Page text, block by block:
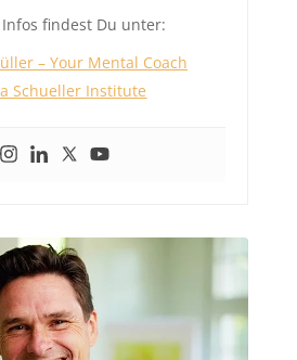
findest Du unter:
– Your Mental Coach
Schueller Institute